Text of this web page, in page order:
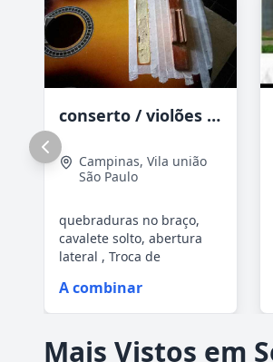
conserto / violões /cavacos e outros de cordas
Campinas, Vila união
São Paulo
quebraduras no braço,
cavalete solto, abertura
lateral , Troca de
A combinar
Mais Vistos em